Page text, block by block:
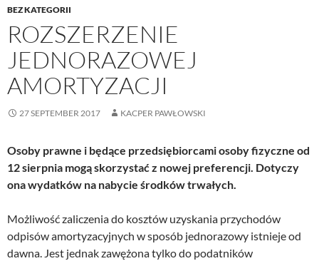
BEZ KATEGORII
ROZSZERZENIE
JEDNORAZOWEJ
AMORTYZACJI
27 SEPTEMBER 2017 KACPER PAWŁOWSKI
Osoby prawne i będące przedsiębiorcami osoby fizyczne od
12 sierpnia mogą skorzystać z nowej preferencji. Dotyczy
ona wydatków na nabycie środków trwałych.
Możliwość zaliczenia do kosztów uzyskania przychodów
odpisów amortyzacyjnych w sposób jednorazowy istnieje od
dawna. Jest jednak zawężona tylko do podatników